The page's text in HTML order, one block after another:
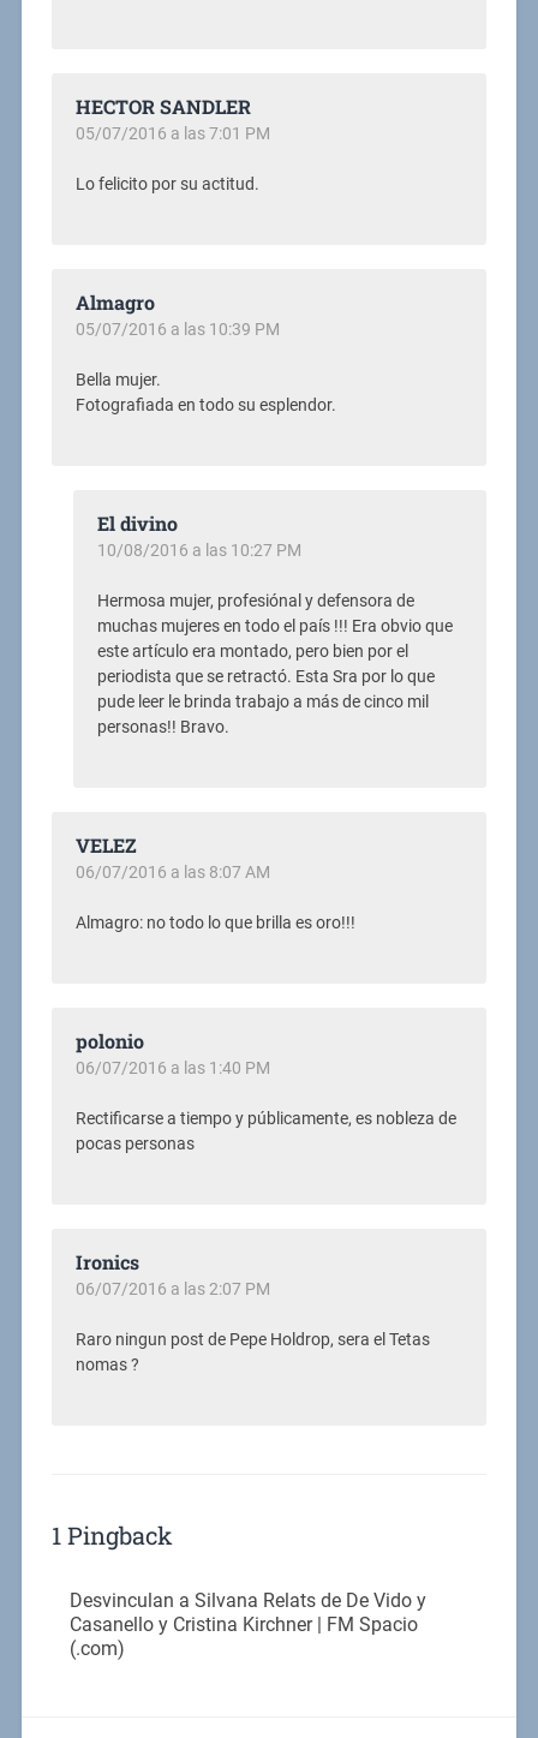
HECTOR SANDLER
05/07/2016 a las 7:01 PM
Lo felicito por su actitud.
Almagro
05/07/2016 a las 10:39 PM
Bella mujer.
Fotografiada en todo su esplendor.
El divino
10/08/2016 a las 10:27 PM
Hermosa mujer, profesiónal y defensora de
muchas mujeres en todo el país !!! Era obvio que
este artículo era montado, pero bien por el
periodista que se retractó. Esta Sra por lo que
pude leer le brinda trabajo a más de cinco mil
personas!! Bravo.
VELEZ
06/07/2016 a las 8:07 AM
Almagro: no todo lo que brilla es oro!!!
polonio
06/07/2016 a las 1:40 PM
Rectificarse a tiempo y públicamente, es nobleza de
pocas personas
Ironics
06/07/2016 a las 2:07 PM
Raro ningun post de Pepe Holdrop, sera el Tetas
nomas ?
1 Pingback
Desvinculan a Silvana Relats de De Vido y
Casanello y Cristina Kirchner | FM Spacio
(.com)